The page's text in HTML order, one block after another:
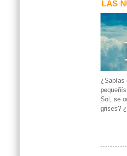
LAS
¿Sabías
Sol, se
grises?